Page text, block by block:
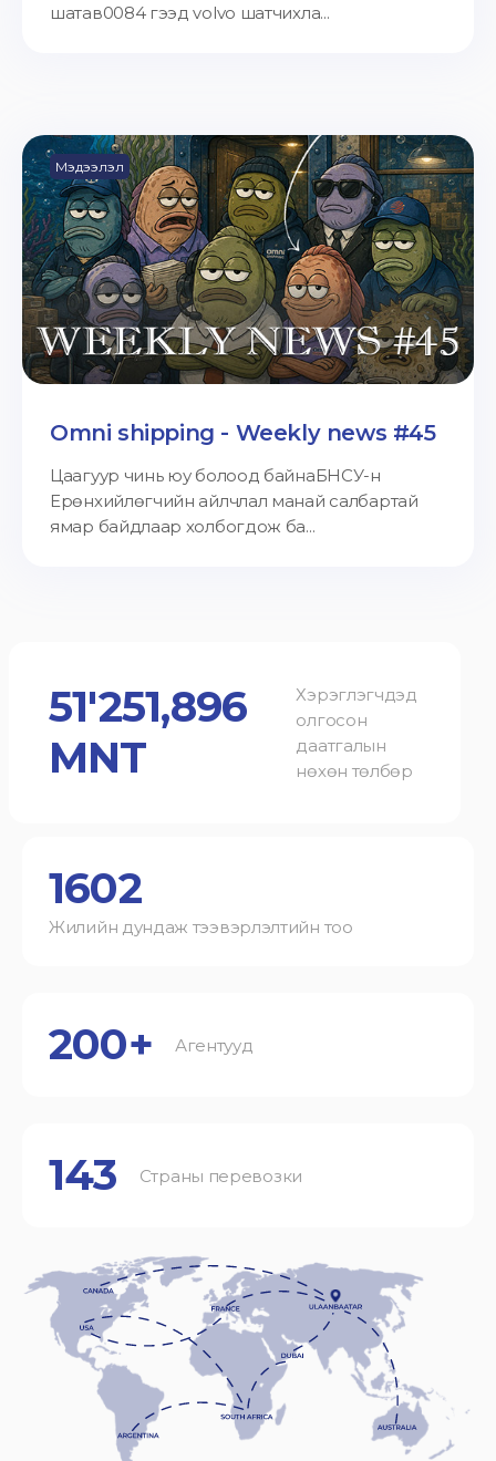
шатав0084 гээд volvo шатчихла...
Мэдээлэл
Omni shipping - Weekly news #45
Цаагуур чинь юу болоод байнаБНСУ-н
Ерөнхийлөгчийн айлчлал манай салбартай
ямар байдлаар холбогдож ба...
51'251,896
MNT
Хэрэглэгчдэд
олгосон
даатгалын
нөхөн төлбөр
1602
Жилийн дундаж тээвэрлэлтийн тоо
200+ Агентууд
143 Страны перевозки